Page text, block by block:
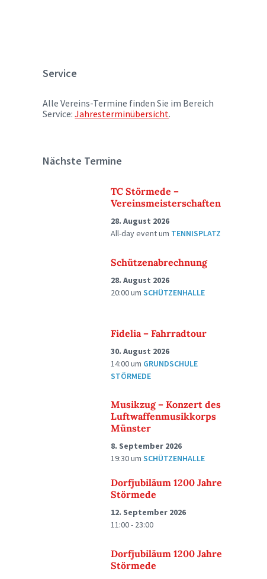
Service
Alle Vereins-Termine finden Sie im Bereich
Service:Jahresterminübersicht.
Nächste Termine
TC Störmede –
Vereinsmeisterschaften
28. August 2026
All-day eventum TENNISPLATZ
Schützenabrechnung
28. August 2026
20:00umSCHÜTZENHALLE
Fidelia – Fahrradtour
30. August 2026
14:00um GRUNDSCHULE
STÖRMEDE
Musikzug – Konzert des
Luftwaffenmusikkorps
Münster
8. September 2026
19:30umSCHÜTZENHALLE
Dorfjubiläum 1200 Jahre
Störmede
12. September 2026
11:00 - 23:00
Dorfjubiläum 1200 Jahre
Störmede